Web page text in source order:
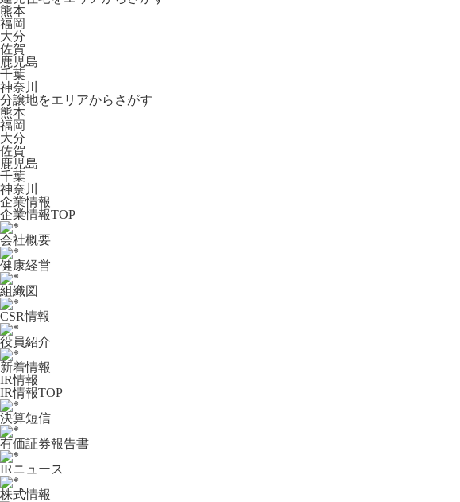
熊本
福岡
大分
佐賀
鹿児島
千葉
神奈川
分譲地をエリアからさがす
熊本
福岡
大分
佐賀
鹿児島
千葉
神奈川
企業情報
企業情報TOP
会社概要
健康経営
組織図
CSR情報
役員紹介
新着情報
IR情報
IR情報TOP
決算短信
有価証券報告書
IRニュース
株式情報